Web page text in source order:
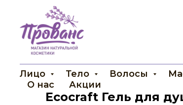
Лицо Тело Волосы
О нас
Акции
Ecocraft Гель для